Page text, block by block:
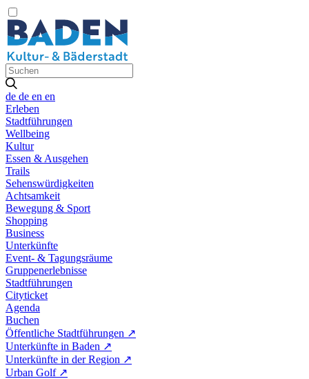
de de en en
Erleben
Stadtführungen
Wellbeing
Kultur
Essen & Ausgehen
Trails
Sehenswürdigkeiten
Achtsamkeit
Bewegung & Sport
Shopping
Business
Unterkünfte
Event- & Tagungsräume
Gruppenerlebnisse
Stadtführungen
Cityticket
Agenda
Buchen
Öffentliche Stadtführungen ↗
Unterkünfte in Baden ↗
Unterkünfte in der Region ↗
Urban Golf ↗